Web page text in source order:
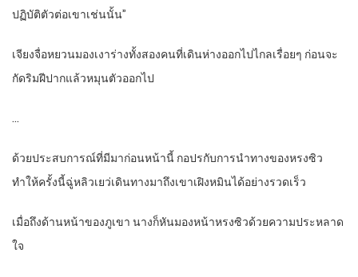
ปฏิบัติตัวต่อเขาเช่นนั้น”
เจียงจื่อหยวนมองเงาร่างทั้งสองคนที่เดินห่างออกไปไกลเรื่อยๆ ก่อนจะ
กัดริมฝีปากแล้วหมุนตัวออกไป
…
ด้วยประสบการณ์ที่มีมาก่อนหน้านี้ กอปรกับการนำทางของหรงซิว
ทำให้ครั้งนี้ฉู่หลิวเยว่เดินทางมาถึงเขาเฝิงหมินได้อย่างรวดเร็ว
เมื่อถึงด้านหน้าของภูเขา นางก็หันมองหน้าหรงซิวด้วยความประหลาด
ใจ